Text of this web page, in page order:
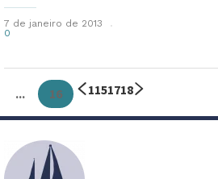
7 de janeiro de 2013
0
1
... 15
16 1718